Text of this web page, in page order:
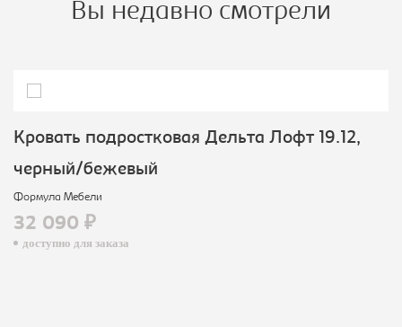
Вы недавно смотрели
Кровать подростковая Дельта Лофт 19.12,
черный/бежевый
Формула Мебели
32 090 ₽
доступно для заказа